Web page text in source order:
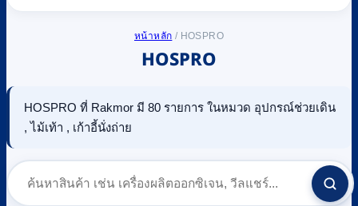
หน้าหลัก / HOSPRO
HOSPRO
HOSPRO ที่ Rakmor มี 80 รายการ ในหมวด อุปกรณ์ช่วยเดิน
, ไม้เท้า , เก้าอี้นั่งถ่าย